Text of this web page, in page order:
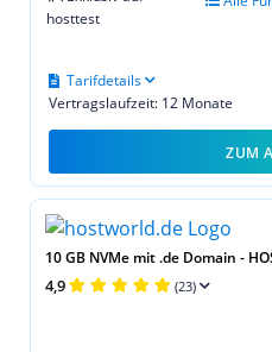
hosttest
Vertragslaufzeit: 12 Monate
Tarifdetails
ZUM
10 GB NVMe mit .de Domain -
4,9 (23)